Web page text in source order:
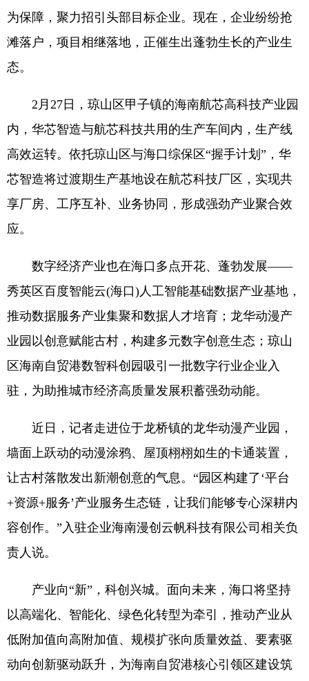
为保障，聚力招引头部目标企业。现在，企业纷纷抢
滩落户，项目相继落地，正催生出蓬勃生长的产业生
态。
2月27日，琼山区甲子镇的海南航芯高科技产业园
内，华芯智造与航芯科技共用的生产车间内，生产线
高效运转。依托琼山区与海口综保区“握手计划”，华
芯智造将过渡期生产基地设在航芯科技厂区，实现共
享厂房、工序互补、业务协同，形成强劲产业聚合效
应。
数字经济产业也在海口多点开花、蓬勃发展——
秀英区百度智能云(海口)人工智能基础数据产业基地，
推动数据服务产业集聚和数据人才培育；龙华动漫产
业园以创意赋能古村，构建多元数字创意生态；琼山
区海南自贸港数智科创园吸引一批数字行业企业入
驻，为助推城市经济高质量发展积蓄强劲动能。
近日，记者走进位于龙桥镇的龙华动漫产业园，
墙面上跃动的动漫涂鸦、屋顶栩栩如生的卡通装置，
让古村落散发出新潮创意的气息。“园区构建了‘平台
+资源+服务’产业服务生态链，让我们能够专心深耕内
容创作。”入驻企业海南漫创云帆科技有限公司相关负
责人说。
产业向“新”，科创兴城。面向未来，海口将坚持
以高端化、智能化、绿色化转型为牵引，推动产业从
低附加值向高附加值、规模扩张向质量效益、要素驱
动向创新驱动跃升，为海南自贸港核心引领区建设筑